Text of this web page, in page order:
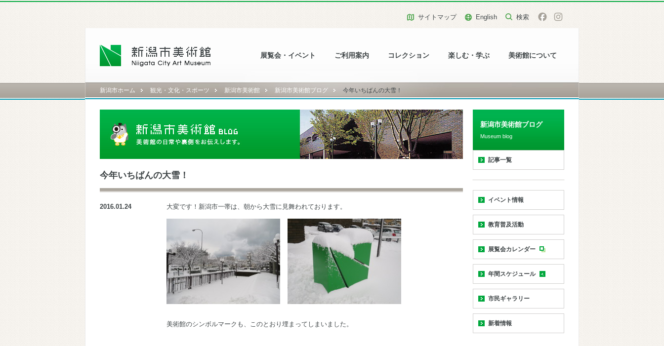
展覧会・イベント ご利用案内 コレクション 楽しむ・学ぶ 美術館について
サイトマップ English
新潟市ホーム 観光・文化・スポーツ 新潟市美術館 新潟市美術館ブログ 今年いちばんの大雪！
今年いちばんの大雪！
2016.01.24 大変です！新潟市一帯は、朝から大雪に見舞われております。
美術館のシンボルマークも、このとおり埋まってしまいました。
新潟市美術館ブログ
Museum blog
記事一覧
イベント情報
教育普及活動
展覧会カレンダー
年間スケジュール
市民ギャラリー
新着情報